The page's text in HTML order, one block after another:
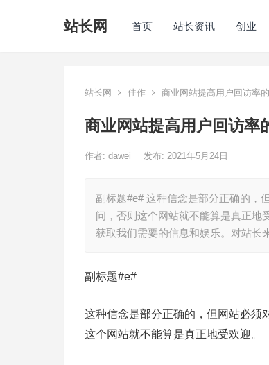
站长网 首页 站长资讯 创业
站长网 佳作 商业网站提高用户回访率
商业网站提高用户回访率
作者: dawei 发布: 2021年5月24日
副标题#e# 这种信念是部分正确的，
问，否则这个网站就不能算是真正地
获取我们需要的信息和娱乐。对站长
副标题#e#
这种信念是部分正确的，但网站必须
这个网站就不能算是真正地受欢迎。